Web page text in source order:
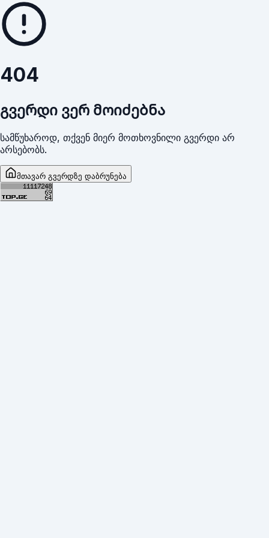
404
გვერდი ვერ მოიძებნა
სამწუხაროდ, თქვენ მიერ მოთხოვნილი გვერდი არ
არსებობს.
მთავარ გვერდზე დაბრუნება